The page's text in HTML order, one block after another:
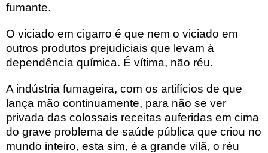
fumante.
O viciado em cigarro é que nem o viciado em
outros produtos prejudiciais que levam à
dependência química. É vítima, não réu.
A indústria fumageira, com os artifícios de que
lança mão continuamente, para não se ver
privada das colossais receitas auferidas em cima
do grave problema de saúde pública que criou no
mundo inteiro, esta sim, é a grande vilã, o réu